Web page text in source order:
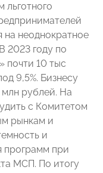
льготного
на неоднократное
2023 году по
почти 10 тыс
9,5%. Бизнесу
рублей. На
с Комитетом
рынкам и
и
программ при
МСП. По итогу